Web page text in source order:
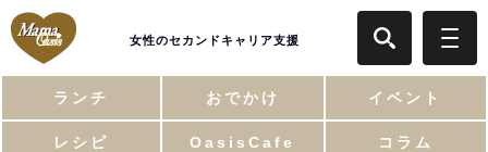
女性のセカンドキャリア支援
ランチ おでかけ イベント
レシピ OasisCafe コラム